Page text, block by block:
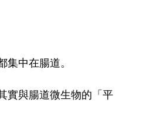
中在腸道。
實與腸道微生物的「平